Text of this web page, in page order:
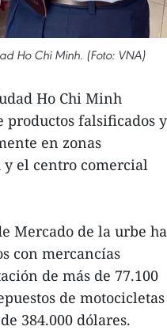
Ho Chi Minh. (Foto: VNA)
Ho Chi Minh
falsificados y
en zonas
y el centro comercial
Mercado de la urbe
con mercancías
de más de 77.100
de
384.000 dólares.